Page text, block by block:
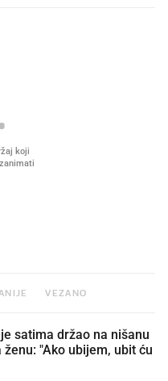
VEZANO
satima držao na nišanu
ženu: "Ako ubijem, ubit ću